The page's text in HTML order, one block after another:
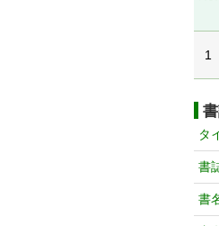
1
タ
書
書